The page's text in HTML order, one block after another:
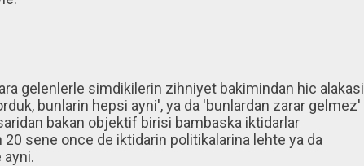
gelenlerle simdikilerin zihniyet bakimindan hic alakasi
bunlarin hepsi ayni', ya da 'bunlardan zarar gelmez'
bakan objektif birisi bambaska iktidarlar
sene once de iktidarin politikalarina lehte ya da
ayni.